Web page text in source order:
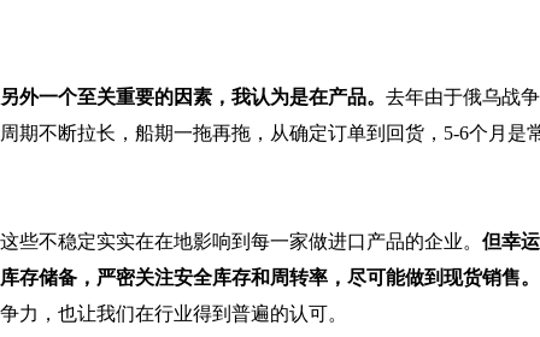
另外一个至关重要的因素，我认为是在产品。 去年由于俄乌战
周期不断拉长，船期一拖再拖，从确定订单到回货，5-6个月是
这些不稳定实实在在地影响到每一家做进口产品的企业。 但幸
库存储备，严密关注安全库存和周转率，尽可能做到现货销售。
争力，也让我们在行业得到普遍的认可。